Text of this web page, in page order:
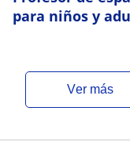
para niños y
ver más